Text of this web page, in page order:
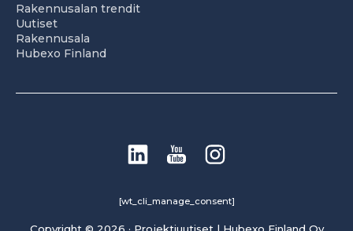
Rakennusalan trendit
Uutiset
Rakennusala
Hubexo Finland
[wt_cli_manage_consent]